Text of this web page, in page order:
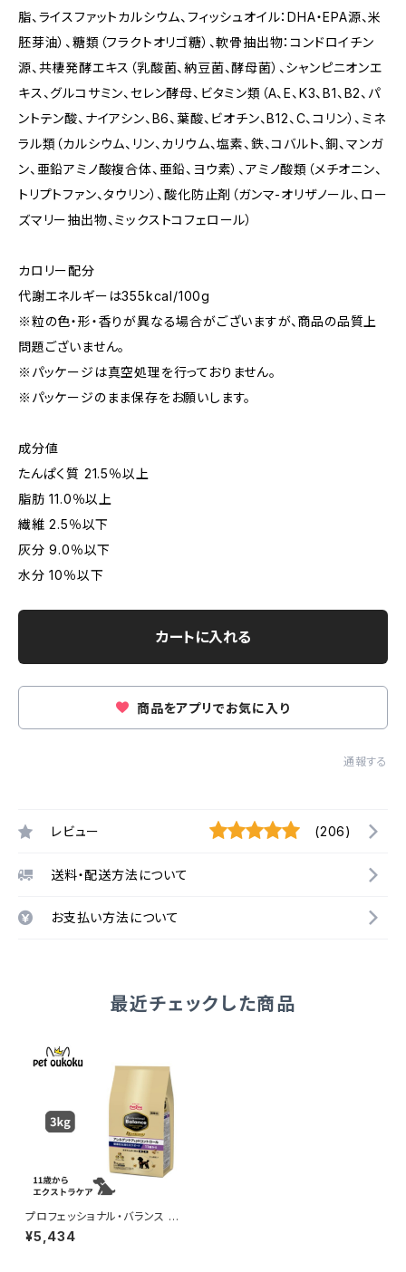
脂、ライスファットカルシウム、フィッシュオイル：DHA・EPA源、米
胚芽油）、糖類（フラクトオリゴ糖）、軟骨抽出物：コンドロイチン
源、共棲発酵エキス（乳酸菌、納豆菌、酵母菌）、シャンピニオンエ
キス、グルコサミン、セレン酵母、ビタミン類（A、E、K3、B1、B2、パ
ントテン酸、ナイアシン、B6、葉酸、ビオチン、B12、C、コリン）、ミネ
ラル類（カルシウム、リン、カリウム、塩素、鉄、コバルト、銅、マンガ
ン、亜鉛アミノ酸複合体、亜鉛、ヨウ素）、アミノ酸類（メチオニン、
トリプトファン、タウリン）、酸化防止剤（ガンマ-オリザノール、ロー
ズマリー抽出物、ミックストコフェロール）
カロリー配分
代謝エネルギーは355kcal/100g
※粒の色・形・香りが異なる場合がございますが、商品の品質上
問題ございません。
※パッケージは真空処理を行っておりません。
※パッケージのまま保存をお願いします。
成分値
たんぱく質 21.5％以上
脂肪 11.0％以上
繊維 2.5％以下
灰分 9.0％以下
水分 10％以下
カートに入れる
商品をアプリでお気に入り
通報する
レビュー (206)
送料・配送方法について
お支払い方法について
最近チェックした商品
プロフェッショナル・バランス エ
クストラケア アレルゲンケア＆ｐ
Hコントロール 健康的な消化を
¥5,434